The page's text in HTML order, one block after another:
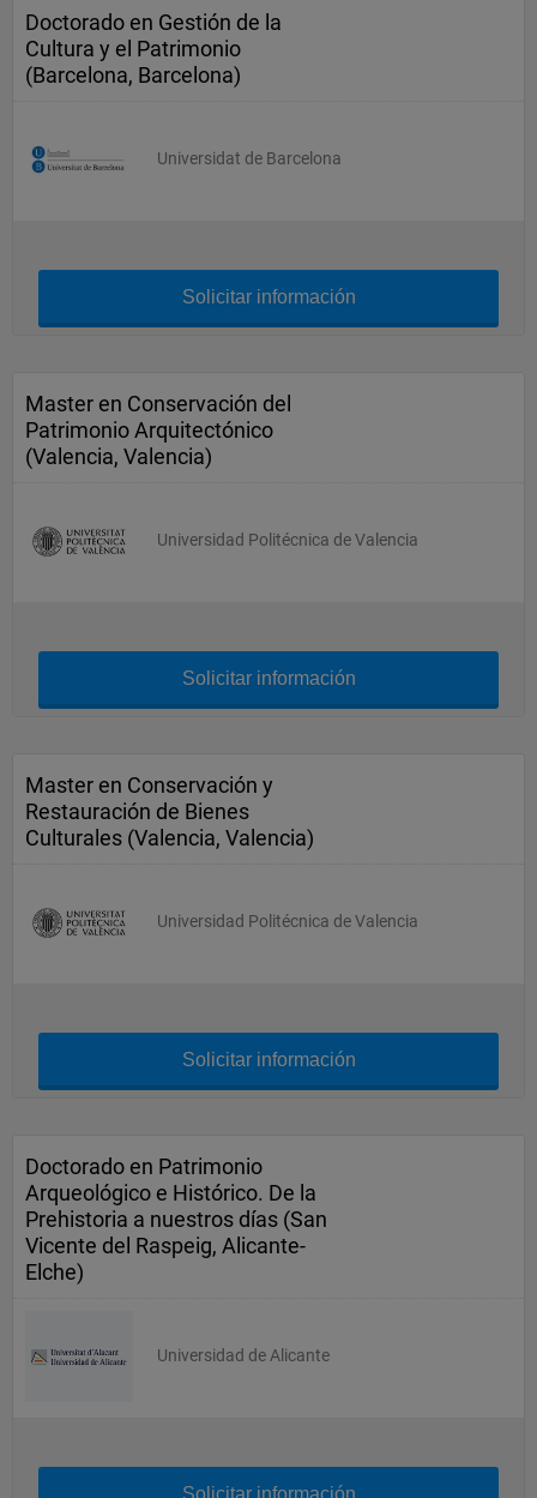
Doctorado en Gestión de la
Cultura y el Patrimonio
(Barcelona, Barcelona)
Universidat de Barcelona
Solicitar información
Master en Conservación del
Patrimonio Arquitectónico
(Valencia, Valencia)
Universidad Politécnica de Valencia
Solicitar información
Master en Conservación y
Restauración de Bienes
Culturales (Valencia, Valencia)
Universidad Politécnica de Valencia
Solicitar información
Doctorado en Patrimonio
Arqueológico e Histórico. De la
Prehistoria a nuestros días (San
Vicente del Raspeig, Alicante-
Elche)
Universidad de Alicante
Solicitar información